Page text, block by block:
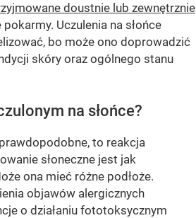
doustnie lub zewnętrznie
pokarmy. Uczulenia na słońce
bo może ono doprowadzić
skóry oraz ogólnego stanu
na słońce?
to reakcja
słoneczne jest jak
ona mieć różne podłoże.
objawów alergicznych
o działaniu fototoksycznym